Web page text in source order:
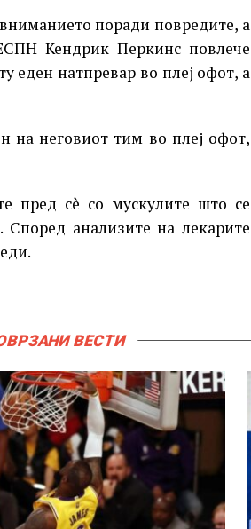
поради повредите, а
Кендрик Перкинс повлече
еден натпревар во плеј офот, а
на неговиот тим во плеј офот,
пред сè со мускулите што се
анализите на лекарите
ВЕСТИ